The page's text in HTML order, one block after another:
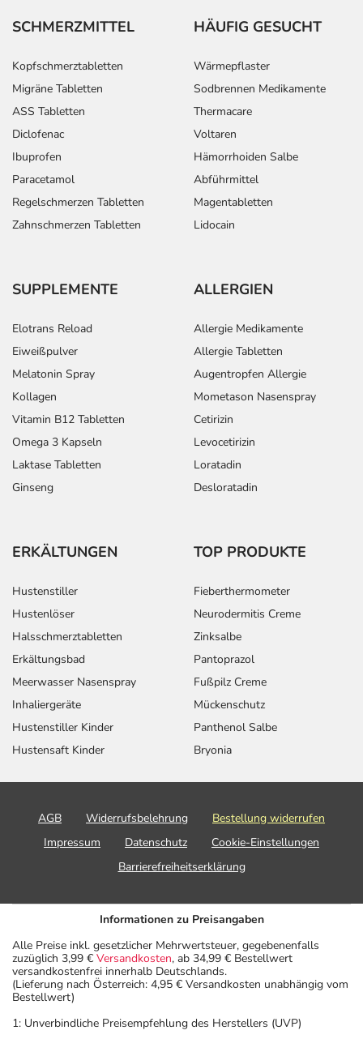
SCHMERZMITTEL
Kopfschmerztabletten
Migräne Tabletten
ASS Tabletten
Diclofenac
Ibuprofen
Paracetamol
Regelschmerzen Tabletten
Zahnschmerzen Tabletten
HÄUFIG GESUCHT
Wärmepflaster
Sodbrennen Medikamente
Thermacare
Voltaren
Hämorrhoiden Salbe
Abführmittel
Magentabletten
Lidocain
SUPPLEMENTE
Elotrans Reload
Eiweißpulver
Melatonin Spray
Kollagen
Vitamin B12 Tabletten
Omega 3 Kapseln
Laktase Tabletten
Ginseng
ALLERGIEN
Allergie Medikamente
Allergie Tabletten
Augentropfen Allergie
Mometason Nasenspray
Cetirizin
Levocetirizin
Loratadin
Desloratadin
ERKÄLTUNGEN
Hustenstiller
Hustenlöser
Halsschmerztabletten
Erkältungsbad
Meerwasser Nasenspray
Inhaliergeräte
Hustenstiller Kinder
Hustensaft Kinder
TOP PRODUKTE
Fieberthermometer
Neurodermitis Creme
Zinksalbe
Pantoprazol
Fußpilz Creme
Mückenschutz
Panthenol Salbe
Bryonia
AGB Widerrufsbelehrung
Bestellung widerrufen
Impressum
Datenschutz
Cookie-Einstellungen
Barrierefreiheitserklärung
Informationen zu Preisangaben
Alle Preise inkl. gesetzlicher Mehrwertsteuer, gegebenenfalls
zuzüglich 3,99 € Versandkosten, ab 34,99 € Bestellwert
versandkostenfrei innerhalb Deutschlands.
(Lieferung nach Österreich: 4,95 € Versandkosten unabhängig vom
Bestellwert)
1: Unverbindliche Preisempfehlung des Herstellers (UVP)